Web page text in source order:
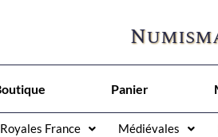
Panier
Royales France Médiévales